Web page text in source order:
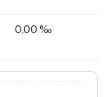
0,00 ‰